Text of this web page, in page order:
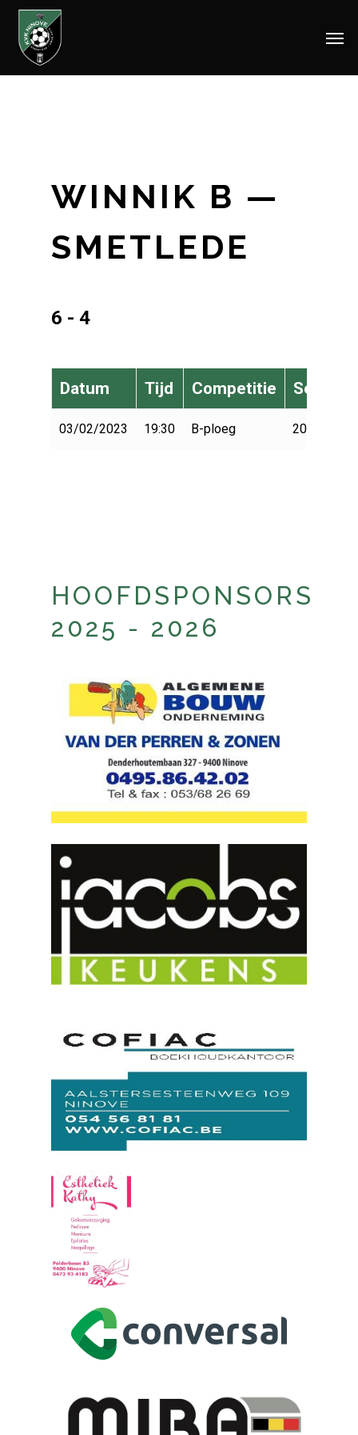
Skip
WINNIK B —
SMETLEDE
6 - 4
Datum Tijd Competitie Seizoen
03/02/2023 19:30 B-ploeg 2022-2023
HOOFDSPONSORS
2025 - 2026